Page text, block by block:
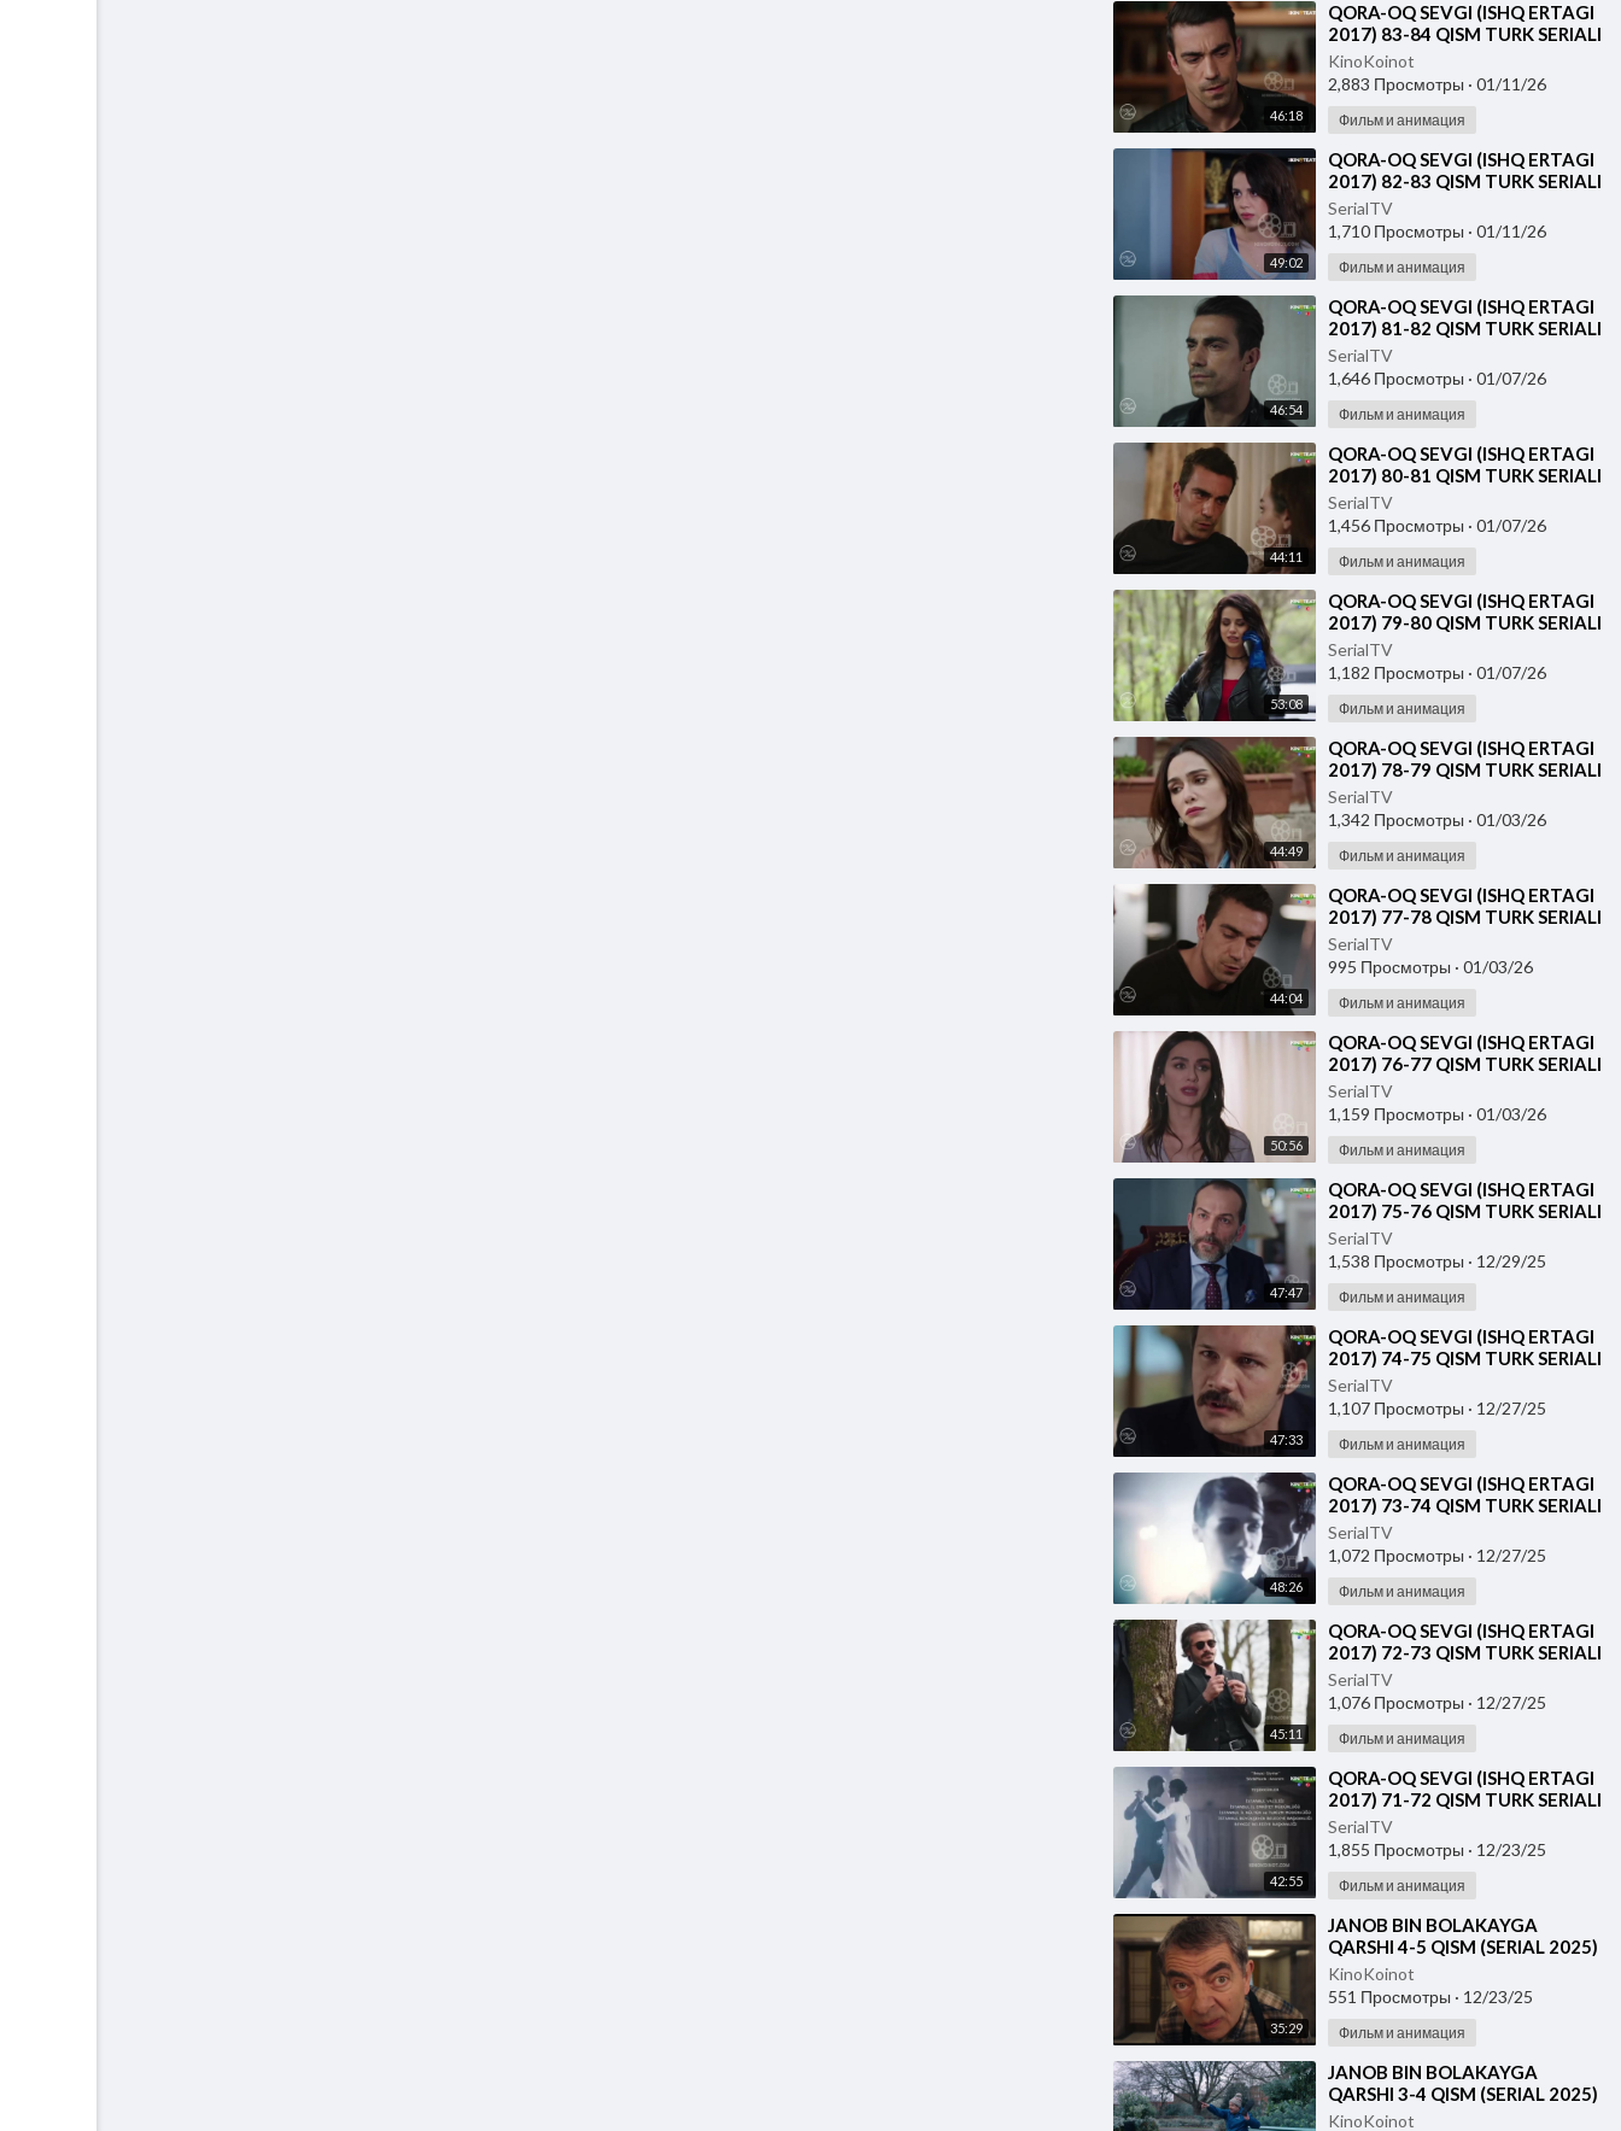
46:18
⁣QORA-OQ SEVGI (ISHQ ERTAGI
2017) 83-84 QISM TURK SERIALI
UZBEK TILIDA
KinoKoinot
2,883 Просмотры · 01/11/26
Фильм и анимация
49:02
⁣QORA-OQ SEVGI (ISHQ ERTAGI
2017) 82-83 QISM TURK SERIALI
UZBEK TILIDA
SerialTV
1,710 Просмотры · 01/11/26
Фильм и анимация
46:54
⁣QORA-OQ SEVGI (ISHQ ERTAGI
2017) 81-82 QISM TURK SERIALI
UZBEK TILIDA
SerialTV
1,646 Просмотры · 01/07/26
Фильм и анимация
44:11
⁣QORA-OQ SEVGI (ISHQ ERTAGI
2017) 80-81 QISM TURK SERIALI
UZBEK TILIDA
SerialTV
1,456 Просмотры · 01/07/26
Фильм и анимация
53:08
⁣QORA-OQ SEVGI (ISHQ ERTAGI
2017) 79-80 QISM TURK SERIALI
UZBEK TILIDA
SerialTV
1,182 Просмотры · 01/07/26
Фильм и анимация
44:49
⁣QORA-OQ SEVGI (ISHQ ERTAGI
2017) 78-79 QISM TURK SERIALI
UZBEK TILIDA
SerialTV
1,342 Просмотры · 01/03/26
Фильм и анимация
44:04
⁣QORA-OQ SEVGI (ISHQ ERTAGI
2017) 77-78 QISM TURK SERIALI
UZBEK TILIDA
SerialTV
995 Просмотры · 01/03/26
Фильм и анимация
50:56
⁣QORA-OQ SEVGI (ISHQ ERTAGI
2017) 76-77 QISM TURK SERIALI
UZBEK TILIDA
SerialTV
1,159 Просмотры · 01/03/26
Фильм и анимация
47:47
⁣QORA-OQ SEVGI (ISHQ ERTAGI
2017) 75-76 QISM TURK SERIALI
UZBEK TILIDA
SerialTV
1,538 Просмотры · 12/29/25
Фильм и анимация
47:33
⁣QORA-OQ SEVGI (ISHQ ERTAGI
2017) 74-75 QISM TURK SERIALI
UZBEK TILIDA
SerialTV
1,107 Просмотры · 12/27/25
Фильм и анимация
48:26
⁣QORA-OQ SEVGI (ISHQ ERTAGI
2017) 73-74 QISM TURK SERIALI
UZBEK TILIDA
SerialTV
1,072 Просмотры · 12/27/25
Фильм и анимация
45:11
⁣QORA-OQ SEVGI (ISHQ ERTAGI
2017) 72-73 QISM TURK SERIALI
UZBEK TILIDA
SerialTV
1,076 Просмотры · 12/27/25
Фильм и анимация
42:55
⁣QORA-OQ SEVGI (ISHQ ERTAGI
2017) 71-72 QISM TURK SERIALI
UZBEK TILIDA
SerialTV
1,855 Просмотры · 12/23/25
Фильм и анимация
35:29
⁣JANOB BIN BOLAKAYGA
QARSHI 4-5 QISM (SERIAL 2025)
O'ZBEK TILIDA
KinoKoinot
551 Просмотры · 12/23/25
Фильм и анимация
⁣JANOB BIN BOLAKAYGA
QARSHI 3-4 QISM (SERIAL 2025)
O'ZBEK TILIDA
KinoKoinot